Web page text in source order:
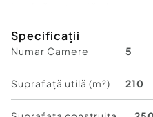
cel mai mic detaliu
dinamic și elegant.
Eleganță în fiecare nivel
Parterul, cu zona de
generos și bucătăria
Specificații
Numar Camere 5
Suprafață utilă (m²) 210